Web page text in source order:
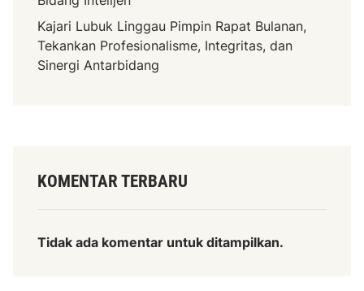
Kajari Lubuk Linggau Pimpin Rapat Bulanan,
Tekankan Profesionalisme, Integritas, dan
Sinergi Antarbidang
KOMENTAR TERBARU
Tidak ada komentar untuk ditampilkan.